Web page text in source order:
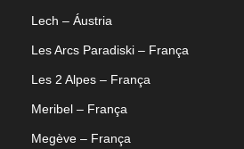
Lech – Áustria
Les Arcs Paradiski – França
Les 2 Alpes – França
Meribel – França
Megève – França